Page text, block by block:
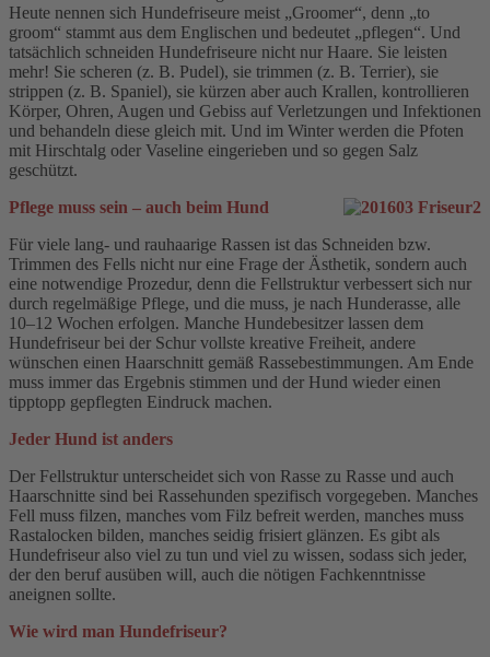
Heute nennen sich Hundefriseure meist „Groomer“, denn „to
groom“ stammt aus dem Englischen und bedeutet „pflegen“. Und
tatsächlich schneiden Hundefriseure nicht nur Haare. Sie leisten
mehr! Sie scheren (z. B. Pudel), sie trimmen (z. B. Terrier), sie
strippen (z. B. Spaniel), sie kürzen aber auch Krallen, kontrollieren
Körper, Ohren, Augen und Gebiss auf Verletzungen und Infektionen
und behandeln diese gleich mit. Und im Winter werden die Pfoten
mit Hirschtalg oder Vaseline eingerieben und so gegen Salz
geschützt.
Pflege muss sein – auch beim Hund
Für viele lang- und rauhaarige Rassen ist das Schneiden bzw.
Trimmen des Fells nicht nur eine Frage der Ästhetik, sondern auch
eine notwendige Prozedur, denn die Fellstruktur verbessert sich nur
durch regelmäßige Pflege, und die muss, je nach Hunderasse, alle
10–12 Wochen erfolgen. Manche Hundebesitzer lassen dem
Hundefriseur bei der Schur vollste kreative Freiheit, andere
wünschen einen Haarschnitt gemäß Rassebestimmungen. Am Ende
muss immer das Ergebnis stimmen und der Hund wieder einen
tipptopp gepflegten Eindruck machen.
Jeder Hund ist anders
Der Fellstruktur unterscheidet sich von Rasse zu Rasse und auch
Haarschnitte sind bei Rassehunden spezifisch vorgegeben. Manches
Fell muss filzen, manches vom Filz befreit werden, manches muss
Rastalocken bilden, manches seidig frisiert glänzen. Es gibt als
Hundefriseur also viel zu tun und viel zu wissen, sodass sich jeder,
der den beruf ausüben will, auch die nötigen Fachkenntnisse
aneignen sollte.
Wie wird man Hundefriseur?